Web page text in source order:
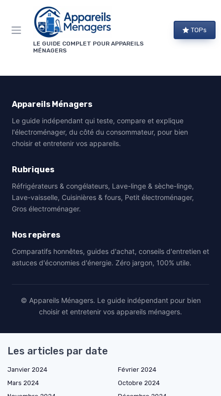
LE GUIDE COMPLET POUR APPAREILS
MÉNAGERS
TOPs
Appareils Ménagers
Le guide indépendant qui teste, compare et explique
l'électroménager, du côté du consommateur, pour bien
choisir et entretenir vos appareils.
Rubriques
Réfrigérateurs & congélateurs, Lave-linge & sèche-linge,
Lave-vaisselle, Cuisinières & fours, Petit électroménager,
Gros électroménager.
Nos repères
Comparatifs honnêtes, guides d'achat, conseils d'entretien et
astuces d'économies d'énergie. Zéro jargon, 100% utile.
© Appareils Ménagers. Le guide indépendant pour bien
choisir et entretenir vos appareils ménagers.
Les articles par date
Janvier 2024
Février 2024
Mars 2024
Octobre 2024
Panneau de gestion des cookies